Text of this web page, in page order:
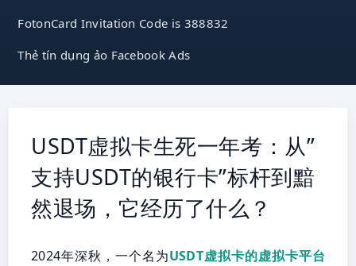
FotonCard Invitation Code is 388832
Thẻ tín dụng ảo Facebook Ads
USDT虚拟卡生死一年考：从”
支持USDT的银行卡”标杆到黯
然退场，它经历了什么？
2024年深秋，一个名为USDT虚拟卡的虚拟卡平台